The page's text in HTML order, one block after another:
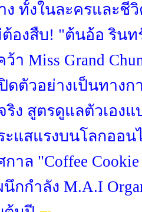
ง ทั้งในละครและชี
องสืบ! "ต้นอ้อ รินท
ว้า Miss Grand
ดตัวอย่างเป็นทาง
ริง สูตรดูแลตัวเอง
ะแสแรงบนโลกออน
กาล "Coffee
กกำลัง M.A.I